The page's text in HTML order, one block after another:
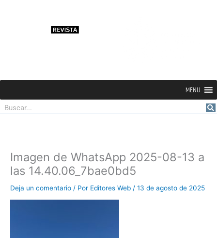
MENU
Buscar
Imagen de WhatsApp 2025-08-13 a
las 14.40.06_7bae0bd5
Deja un comentario / Por Editores Web /13 de agosto de 2025